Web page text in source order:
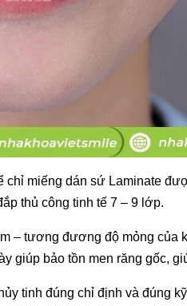
chỉ miếng dán sứ Laminate
thủ công tinh tế 7 – 9 lớp.
– tương đương độ mỏng của
giúp bảo tồn men răng gốc,
tinh đúng chỉ định và đúng